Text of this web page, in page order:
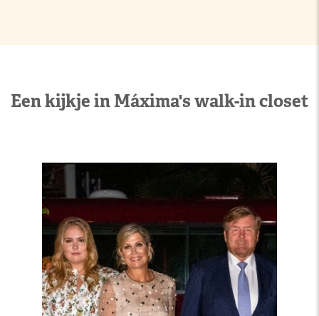
Een kijkje in Máxima's walk-in closet